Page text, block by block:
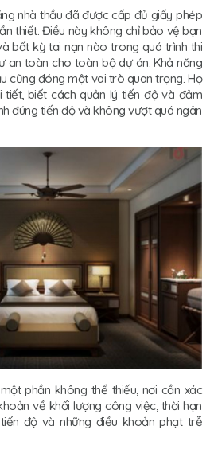
nhà thầu đã được cấp đủ giấy phép
thiết. Điều này không chỉ bảo vệ bạn
bất kỳ tai nạn nào trong quá trình thi
an toàn cho toàn bộ dự án. Khả năng
cũng đóng một vai trò quan trọng. Họ
biết cách quản lý tiến độ và đảm
đúng tiến độ và không vượt quá ngân
phần không thể thiếu, nơi cần xác
về khối lượng công việc, thời hạn
độ và những điều khoản phạt trễ